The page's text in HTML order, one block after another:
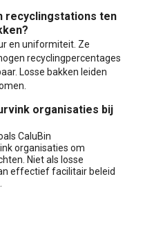
recyclingstations ten
en uniformiteit. Ze
recyclingpercentages
Losse bakken leiden
organisaties bij
CaluBin
organisaties om
Niet als losse
effectief facilitair beleid